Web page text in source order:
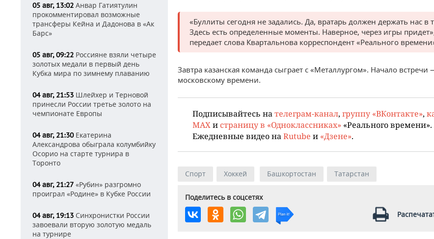
05 авг, 13:02 Анвар Гатиятулин
прокомментировал возможные
трансферы Кейна и Дадонова в «Ак
Барс»
05 авг, 09:22 Россияне взяли четыре
золотых медали в первый день
Кубка мира по зимнему плаванию
04 авг, 21:53 Шлейхер и Терновой
принесли России третье золото на
чемпионате Европы
04 авг, 21:30Екатерина
Александрова обыграла колумбийку
Осорио на старте турнира в
Торонто
04 авг, 21:27 «Рубин» разгромно
проиграл «Родине» в Кубке России
04 авг, 19:13 Синхронистки России
завоевали вторую золотую медаль
на турнире
«Буллиты сегодня не задались. Да, вратарь должен держать нас в
Здесь есть определенные моменты. Наверное, через игры
передает слова Квартальнова корреспондент «Реального
Завтра казанская команда сыграет с «Металлургом». Начало
московскому времени.
Подписывайтесь на телеграм-канал, группу «ВКонтакте»,
MAX и страницу в «Одноклассниках» «Реального времени».
Ежедневные видео на Rutube и «Дзене».
Спорт Хоккей Башкортостан Татарстан
Поделитесь в соцсетях